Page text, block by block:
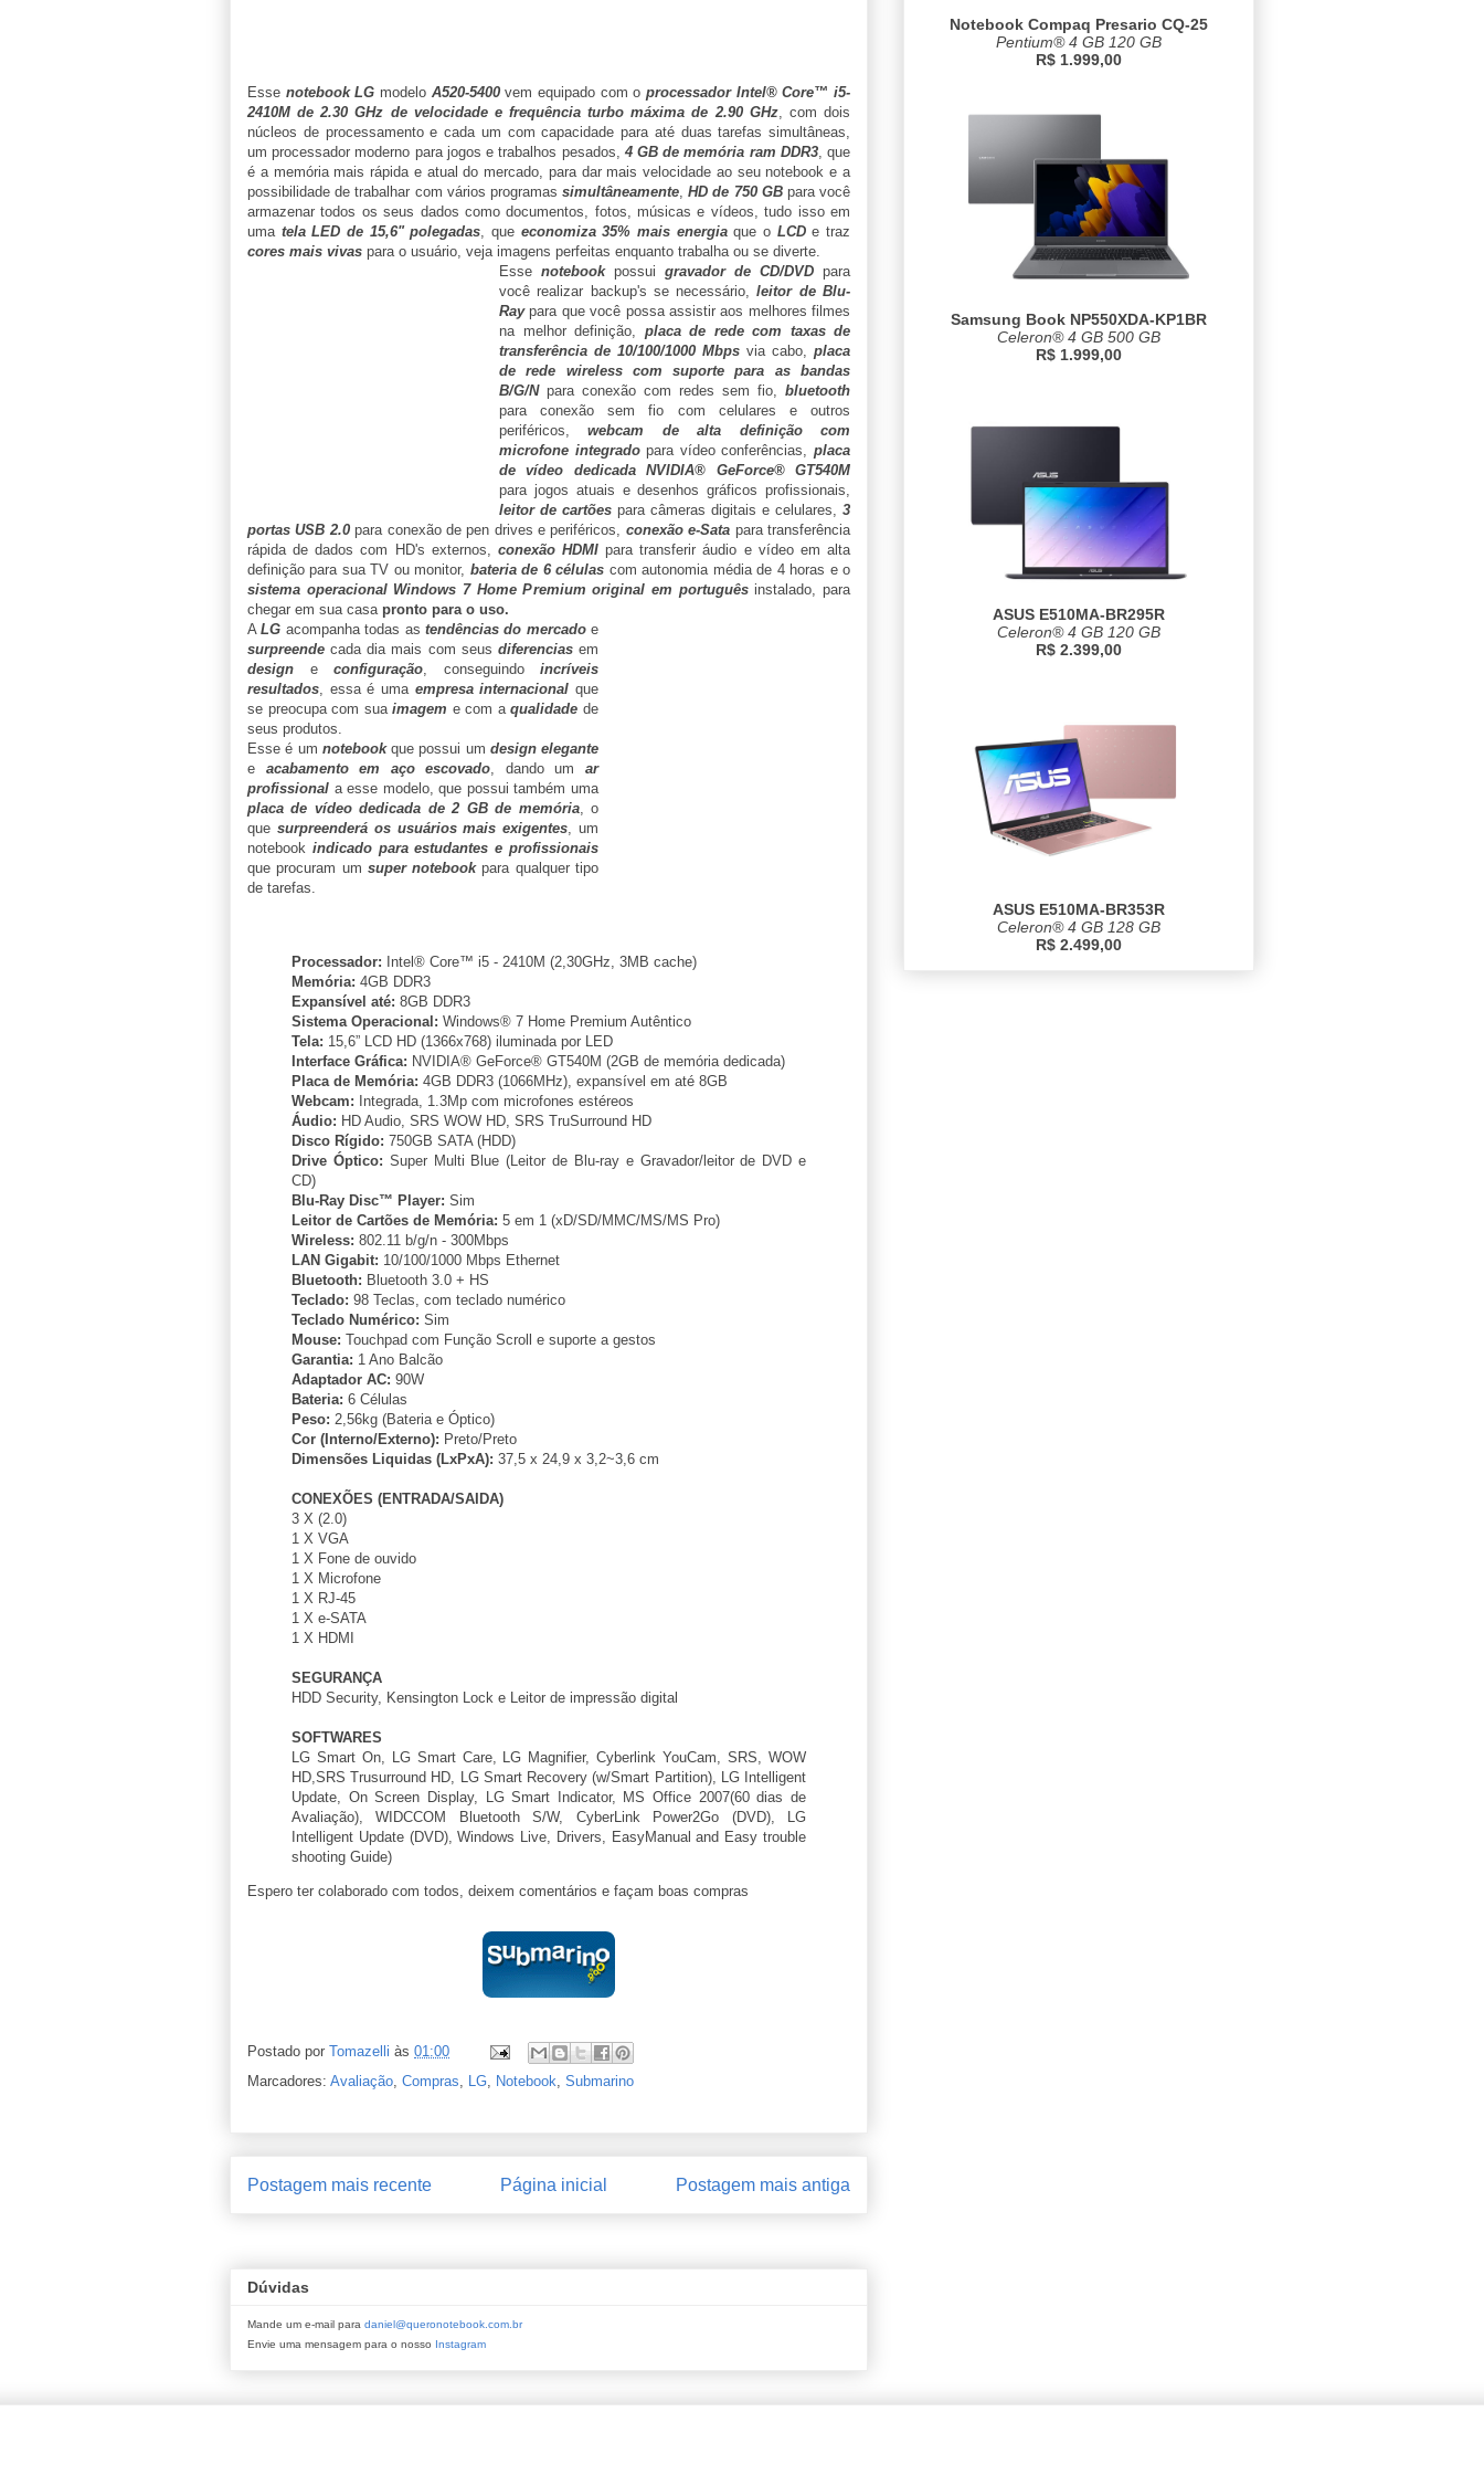
Esse notebook LG modelo A520-5400vem equipado com oprocessador Intel® Core™ i5-
2410M de 2.30 GHz de velocidade e frequência turbo máxima de 2.90 GHz, com dois
núcleos de processamento e cada um com capacidade para até duas tarefas simultâneas,
um processador moderno para jogos e trabalhos pesados, 4 GB de memória ram DDR3, que
é a memória mais rápida e atual do mercado, para dar mais velocidade ao seu notebook e a
possibilidade de trabalhar com vários programas simultâneamente,HD de 750 GBpara você
armazenar todos os seus dados como documentos, fotos, músicas e vídeos, tudo isso em
uma tela LED de 15,6" polegadas, que economiza 35% mais energiaque o LCDe traz
cores mais vivas para o usuário, veja imagens perfeitas enquanto trabalha ou se diverte.
Esse notebook possui gravador de CD/DVD para
você realizar backup's se necessário,leitor de Blu-
Raypara que você possa assistir aos melhores filmes
na melhor definição, placa de rede com taxas de
transferência de 10/100/1000 Mbps via cabo, placa
de rede wireless com suporte para as bandas
B/G/Npara conexão com redes sem fio, bluetooth
para conexão sem fio com celulares e outros
periféricos,webcam de alta definição com
microfone integradopara vídeo conferências,placa
de vídeo dedicada NVIDIA® GeForce® GT540M
para jogos atuais e desenhos gráficos profissionais,
leitor de cartões para câmeras digitais e celulares, 3
portas USB 2.0para conexão de pen drives e periféricos, conexão e-Sata para transferência
rápida de dados com HD's externos, conexão HDMI para transferir áudio e vídeo em alta
definição para sua TV ou monitor, bateria de 6 células com autonomia média de 4 horas e o
sistema operacional Windows 7 Home Premium original em portuguêsinstalado, para
chegar em sua casa pronto para o uso.
ALG acompanha todas as tendências do mercado e
surpreendecada dia mais com seus diferenciasem
design e configuração, conseguindo incríveis
resultados, essa é uma empresa internacional que
se preocupa com suaimagem e com aqualidadede
seus produtos.
Esse é um notebookque possui um design elegante
e acabamento em aço escovado, dando umar
profissional a esse modelo, que possui também uma
placa de vídeo dedicada de 2 GB de memória, o
que surpreenderá os usuários mais exigentes, um
notebook indicado para estudantes e profissionais
que procuram um super notebookpara qualquer tipo
de tarefas.
Processador: Intel® Core™ i5 - 2410M (2,30GHz, 3MB cache)
Memória: 4GB DDR3
Expansível até: 8GB DDR3
Sistema Operacional: Windows® 7 Home Premium Autêntico
Tela: 15,6” LCD HD (1366x768) iluminada por LED
Interface Gráfica: NVIDIA® GeForce® GT540M (2GB de memória dedicada)
Placa de Memória: 4GB DDR3 (1066MHz), expansível em até 8GB
Webcam: Integrada, 1.3Mp com microfones estéreos
Áudio: HD Audio, SRS WOW HD, SRS TruSurround HD
Disco Rígido: 750GB SATA (HDD)
Drive Óptico: Super Multi Blue (Leitor de Blu-ray e Gravador/leitor de DVD e
CD)
Blu-Ray Disc™ Player: Sim
Leitor de Cartões de Memória: 5 em 1 (xD/SD/MMC/MS/MS Pro)
Wireless: 802.11 b/g/n - 300Mbps
LAN Gigabit: 10/100/1000 Mbps Ethernet
Bluetooth: Bluetooth 3.0 + HS
Teclado: 98 Teclas, com teclado numérico
Teclado Numérico: Sim
Mouse: Touchpad com Função Scroll e suporte a gestos
Garantia: 1 Ano Balcão
Adaptador AC: 90W
Bateria: 6 Células
Peso: 2,56kg (Bateria e Óptico)
Cor (Interno/Externo): Preto/Preto
Dimensões Liquidas (LxPxA): 37,5 x 24,9 x 3,2~3,6 cm
CONEXÕES (ENTRADA/SAIDA)
3 X (2.0)
1 X VGA
1 X Fone de ouvido
1 X Microfone
1 X RJ-45
1 X e-SATA
1 X HDMI
SEGURANÇA
HDD Security, Kensington Lock e Leitor de impressão digital
SOFTWARES
LG Smart On, LG Smart Care, LG Magnifier, Cyberlink YouCam, SRS, WOW
HD,SRS Trusurround HD, LG Smart Recovery (w/Smart Partition), LG Intelligent
Update, On Screen Display, LG Smart Indicator, MS Office 2007(60 dias de
Avaliação), WIDCCOM Bluetooth S/W, CyberLink Power2Go (DVD), LG
Intelligent Update (DVD), Windows Live, Drivers, EasyManual and Easy trouble
shooting Guide)
Espero ter colaborado com todos, deixem comentários e façam boas compras
Postado por Tomazelli às 01:00
Marcadores: Avaliação, Compras, LG, Notebook, Submarino
Postagem mais recente Postagem mais antiga
Página inicial
Dúvidas
Mande um e-mail para daniel@queronotebook.com.br
Envie uma mensagem para o nosso Instagram
Notebook Compaq Presario CQ-25
Pentium® 4 GB 120 GB
R$ 1.999,00
Samsung Book NP550XDA-KP1BR
Celeron® 4 GB 500 GB
R$ 1.999,00
ASUS E510MA-BR295R
Celeron® 4 GB 120 GB
R$ 2.399,00
ASUS E510MA-BR353R
Celeron® 4 GB 128 GB
R$ 2.499,00